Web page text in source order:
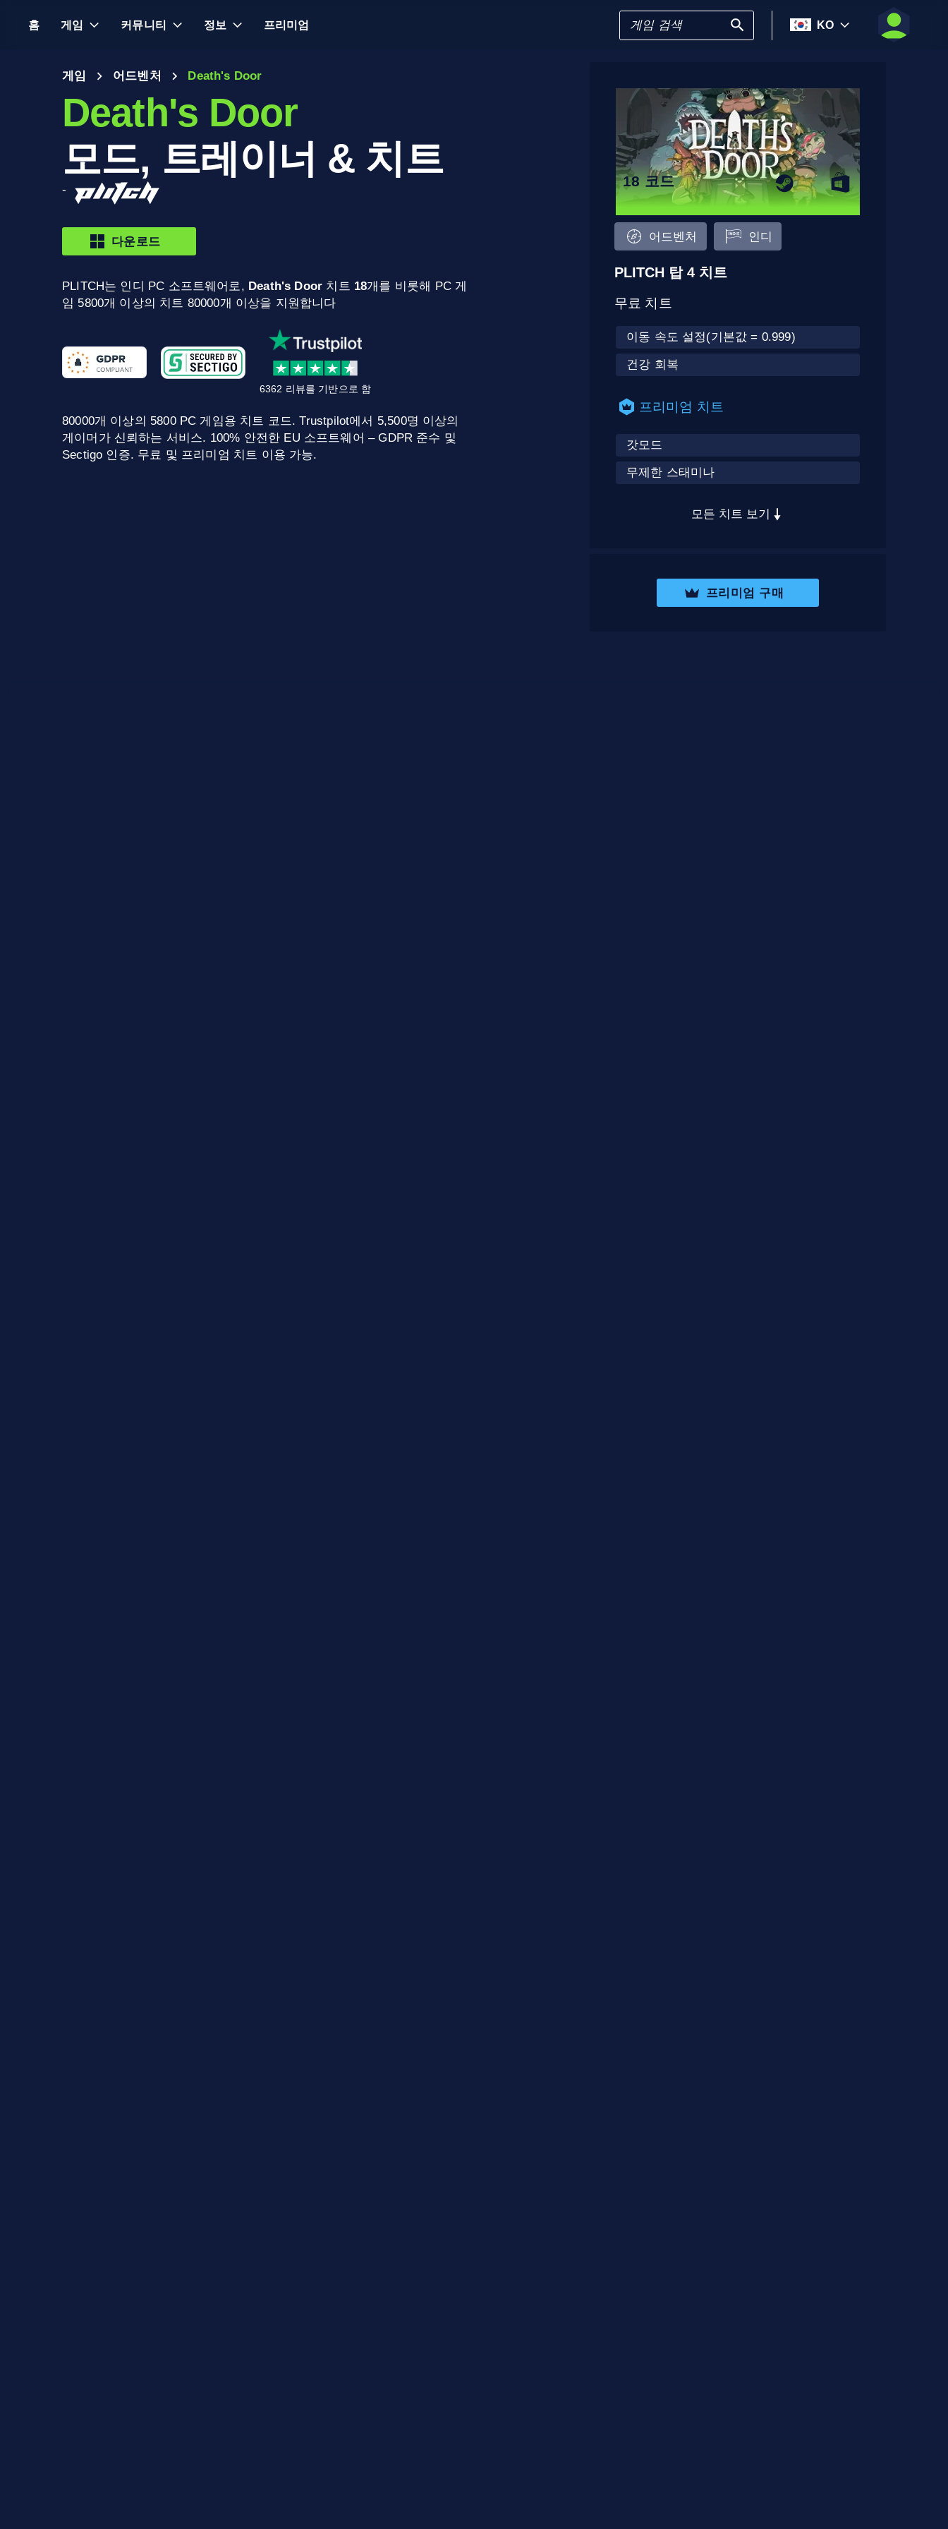
홈 게임 커뮤니티 정보 프리미엄 KO
게임 어드벤처 Death's Door
Death's Door
모드, 트레이너 & 치트
-
다운로드
PLITCH는 인디 PC 소프트웨어로, Death's Door 치트 18개를 비롯해 PC 게
임 5800개 이상의 치트 80000개 이상을 지원합니다
6362 리뷰를 기반으로 함
80000개 이상의 5800 PC 게임용 치트 코드. Trustpilot에서 5,500명 이상의
게이머가 신뢰하는 서비스. 100% 안전한 EU 소프트웨어 – GDPR 준수 및
Sectigo 인증. 무료 및 프리미엄 치트 이용 가능.
18 코드
어드벤처 인디
PLITCH 탑 4 치트
무료 치트
이동 속도 설정(기본값 = 0.999)
건강 회복
프리미엄 치트
갓모드
무제한 스태미나
모든 치트 보기
프리미엄 구매